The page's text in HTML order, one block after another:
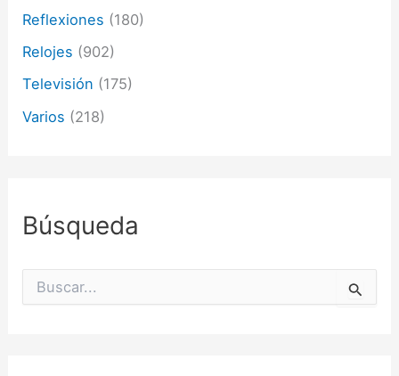
Reflexiones (180)
Relojes (902)
Televisión (175)
Varios (218)
Búsqueda